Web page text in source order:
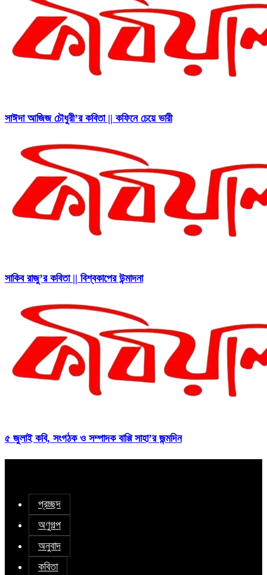
সাঈদা আজিজ চৌধুরী’র কবিতা || কফিনে চেয়ে ভারী
সাকিব রাজু’র কবিতা || বিশ্বকাপের উন্মাদনা
৫ জুলাই কবি, সংগঠক ও সম্পাদক বাপ্পি সাহা’র জন্মদিন
প্রচ্ছদ
অণুগল্প
অনুবাদ
কবিতা